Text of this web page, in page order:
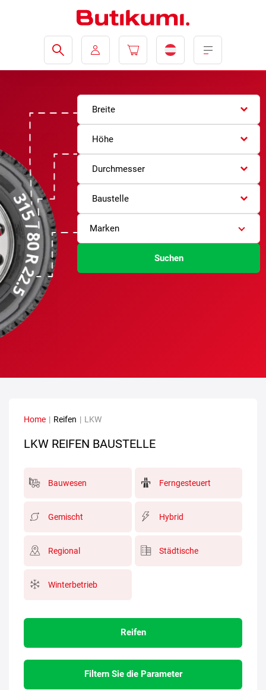
Breite
Höhe
Durchmesser
Baustelle
Marken
Suchen
Home | Reifen | LKW
LKW REIFEN BAUSTELLE
Bauwesen Ferngesteuert
Gemischt Hybrid
Regional Städtische
Winterbetrieb
Reifen
Filtern Sie die Parameter